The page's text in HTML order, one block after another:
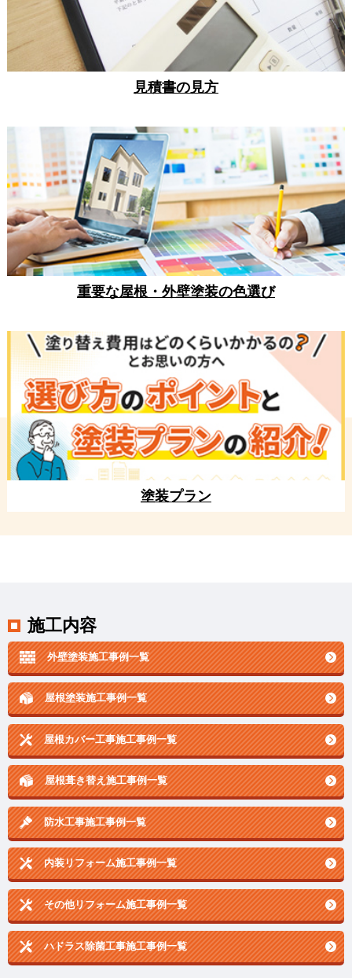
見積書の見方
重要な屋根・外壁塗装の色選び
塗装プラン
施工内容
外壁塗装施工事例一覧
屋根塗装施工事例一覧
屋根カバー工事施工事例一覧
屋根葺き替え施工事例一覧
防水工事施工事例一覧
内装リフォーム施工事例一覧
その他リフォーム施工事例一覧
ハドラス除菌工事施工事例一覧